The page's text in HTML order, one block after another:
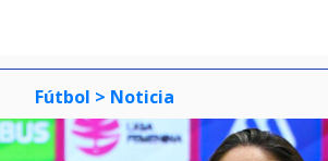
Fútbol > Noticia